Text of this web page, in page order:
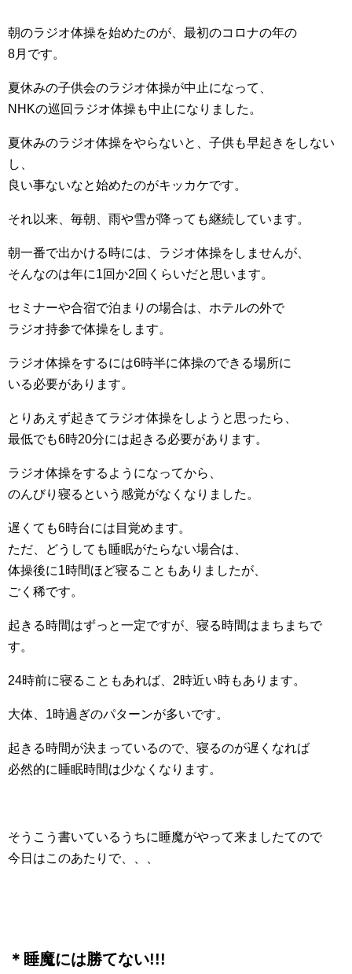
朝のラジオ体操を始めたのが、最初のコロナの年の
8月です。
夏休みの子供会のラジオ体操が中止になって、
NHKの巡回ラジオ体操も中止になりました。
夏休みのラジオ体操をやらないと、子供も早起きをしない
し、
良い事ないなと始めたのがキッカケです。
それ以来、毎朝、雨や雪が降っても継続しています。
朝一番で出かける時には、ラジオ体操をしませんが、
そんなのは年に1回か2回くらいだと思います。
セミナーや合宿で泊まりの場合は、ホテルの外で
ラジオ持参で体操をします。
ラジオ体操をするには6時半に体操のできる場所に
いる必要があります。
とりあえず起きてラジオ体操をしようと思ったら、
最低でも6時20分には起きる必要があります。
ラジオ体操をするようになってから、
のんびり寝るという感覚がなくなりました。
遅くても6時台には目覚めます。
ただ、どうしても睡眠がたらない場合は、
体操後に1時間ほど寝ることもありましたが、
ごく稀です。
起きる時間はずっと一定ですが、寝る時間はまちまちで
す。
24時前に寝ることもあれば、2時近い時もあります。
大体、1時過ぎのパターンが多いです。
起きる時間が決まっているので、寝るのが遅くなれば
必然的に睡眠時間は少なくなります。
そうこう書いているうちに睡魔がやって来ましたてので
今日はこのあたりで、、、
＊睡魔には勝てない!!!